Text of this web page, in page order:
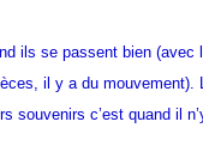
ils se passent bien (avec
il y a du mouvement).
souvenirs c’est quand il